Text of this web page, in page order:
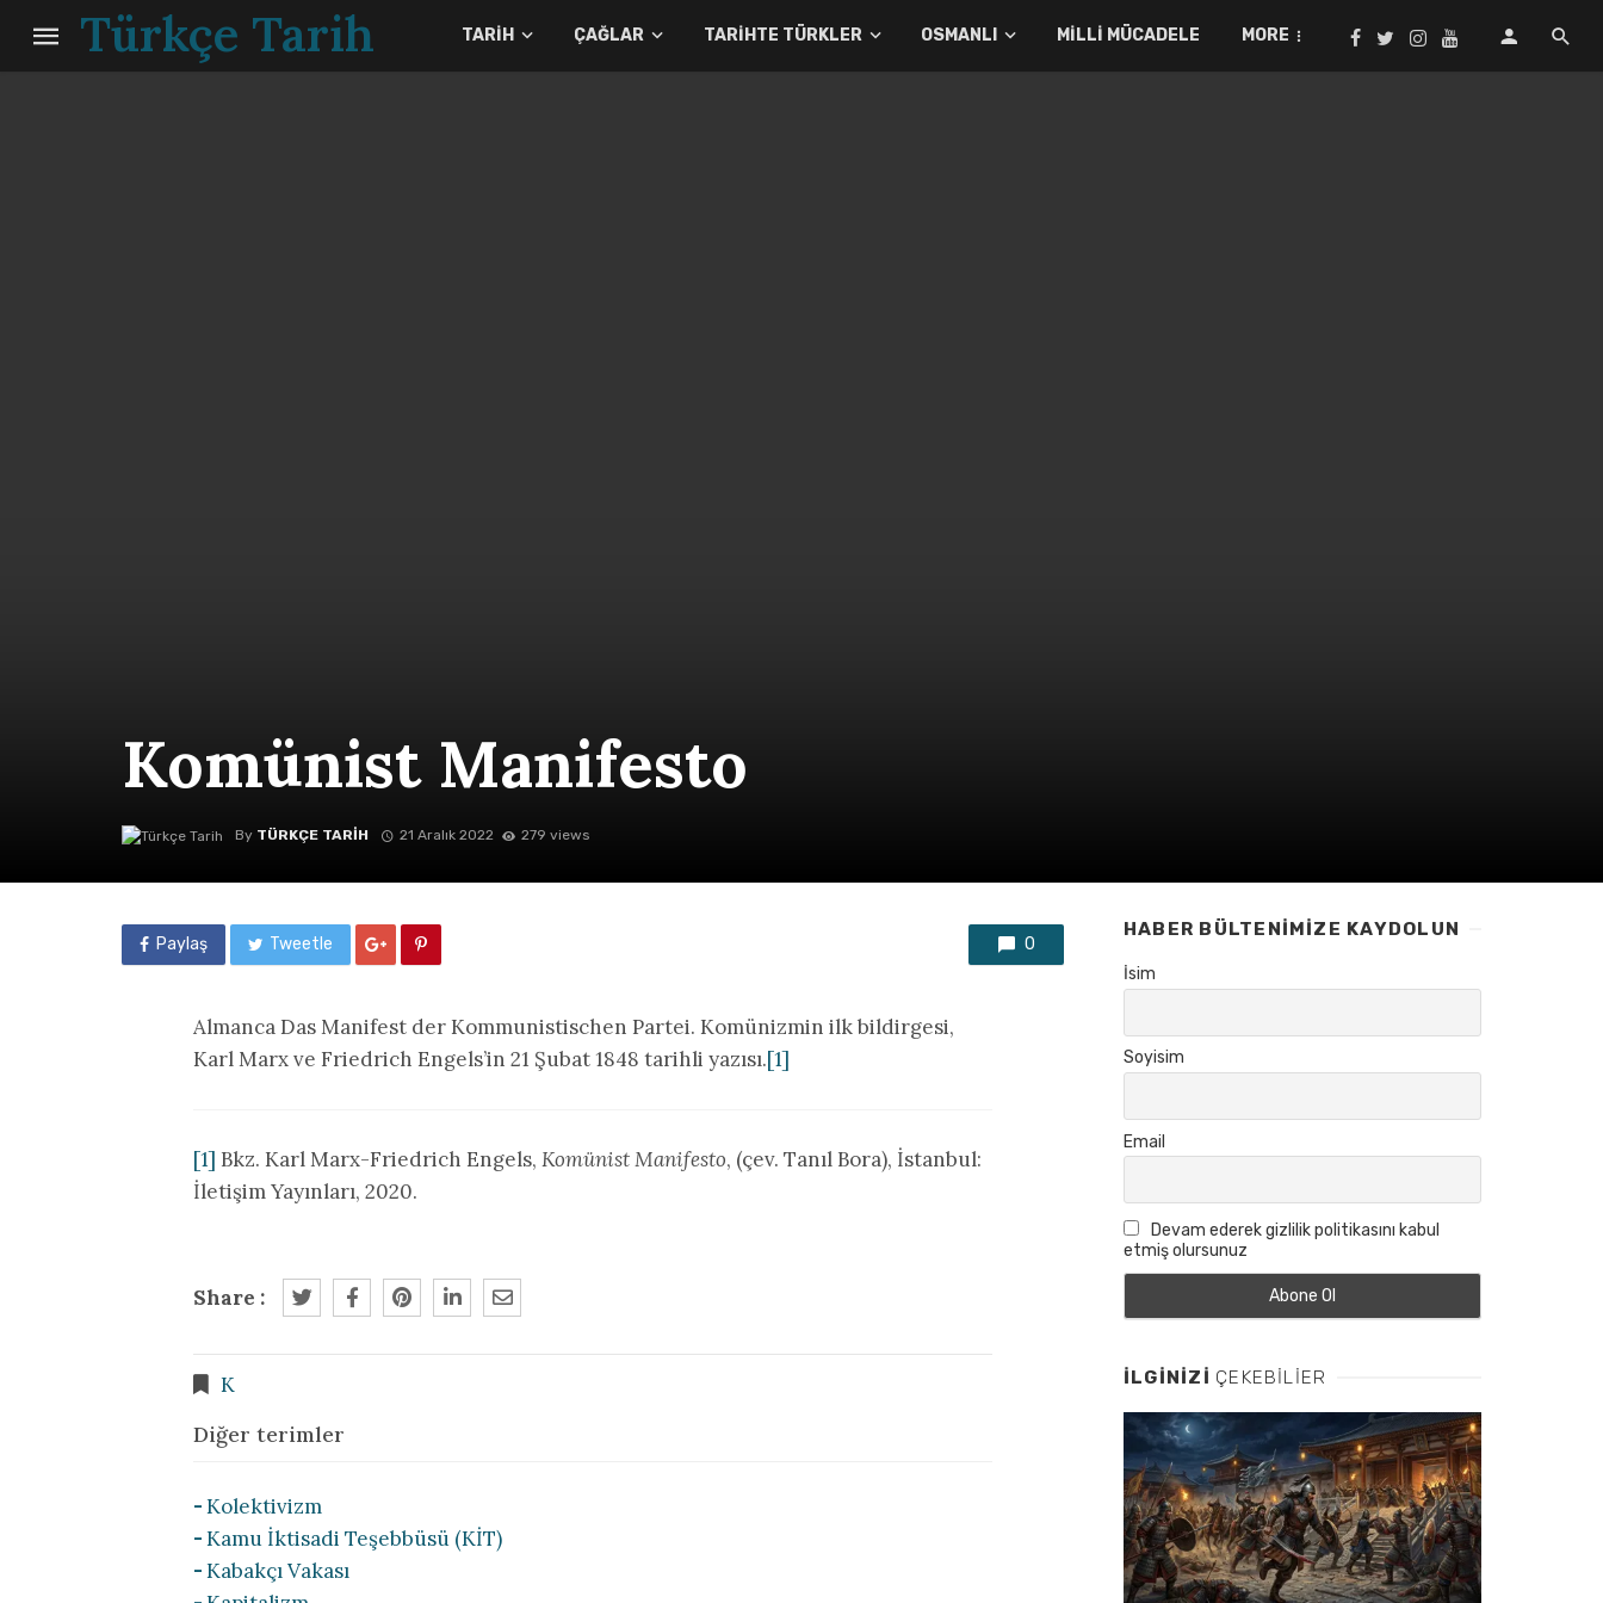
Türkçe Tarih TARIH ÇAĞLAR TARIHTE TÜRKLER OSMANLI MILLI MÜCADELE MORE
Komünist Manifesto
By TÜRKÇE TARIH 21 Aralık 2022 279 views
Paylaş Tweetle 0
Almanca Das Manifest der Kommunistischen Partei. Komünizmin ilk bildirgesi,
Karl Marx ve Friedrich Engels’in 21 Şubat 1848 tarihli yazısı.[1]
[1] Bkz. Karl Marx-Friedrich Engels, Komünist Manifesto, (çev. Tanıl Bora), İstanbul:
İletişim Yayınları, 2020.
Share :
K
Diğer terimler
Kolektivizm
Kamu İktisadi Teşebbüsü (KİT)
Kabakçı Vakası
HABER BÜLTENIMIZE KAYDOLUN
İsim
Soyisim
Email
Devam ederek gizlilik politikasını kabul
etmiş olursunuz
İLGINIZI ÇEKEBILIER